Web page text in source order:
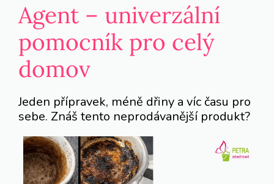
Agent – univerzální
pomocník pro celý
domov
Jeden přípravek, méně dřiny a víc času pro
sebe. Znáš tento neprodávanější produkt?